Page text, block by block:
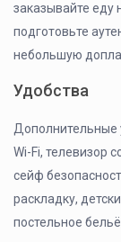
заказывайте еду
подготовьте
небольшую
Удобства
Дополнительные
Wi-Fi, телевизор
сейф
раскладку,
постельное